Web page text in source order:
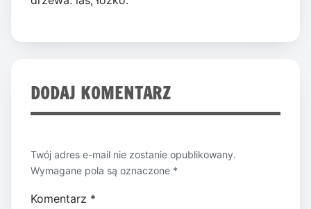
DODAJ KOMENTARZ
Twój adres e-mail nie zostanie opublikowany.
Wymagane pola są oznaczone *
Komentarz *